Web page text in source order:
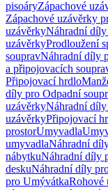
pisoáryZápachové
Zápachové uzávěrky
uzávěrkyNáhradní
uzávěrkyProdloužení
soupravNáhradní díly
a připojovacích
Připojovací hrdlo
díly pro Odpadní
uzávěrkyNáhradní
uzávěrkyPřipojovací
prostorUmyvadla
umyvadlaNáhradní
nábytkuNáhradní díly
deskuNáhradní díly
pro UmývátkaRohové